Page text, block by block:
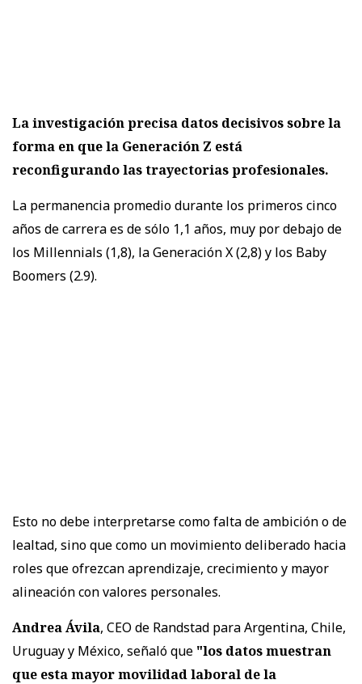
La investigación precisa datos decisivos sobre la
forma en que la Generación Z está
reconfigurando las trayectorias profesionales.
La permanencia promedio durante los primeros cinco
años de carrera es de sólo 1,1 años, muy por debajo de
los Millennials (1,8), la Generación X (2,8) y los Baby
Boomers (2.9).
Esto no debe interpretarse como falta de ambición o de
lealtad, sino que como un movimiento deliberado hacia
roles que ofrezcan aprendizaje, crecimiento y mayor
alineación con valores personales.
Andrea Ávila, CEO de Randstad para Argentina, Chile,
Uruguay y México, señaló que "los datos muestran
que esta mayor movilidad laboral de la